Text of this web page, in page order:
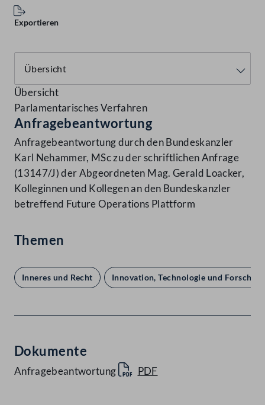
Exportieren
Übersicht
Parlamentarisches Verfahren
Anfragebeantwortung
Anfragebeantwortung durch den Bundeskanzler
Karl Nehammer, MSc zu der schriftlichen Anfrage
(13147/J) der Abgeordneten Mag. Gerald Loacker,
Kolleginnen und Kollegen an den Bundeskanzler
betreffend Future Operations Plattform
Themen
Inneres und Recht Innovation, Technologie und
Dokumente
Anfragebeantwortung PDF